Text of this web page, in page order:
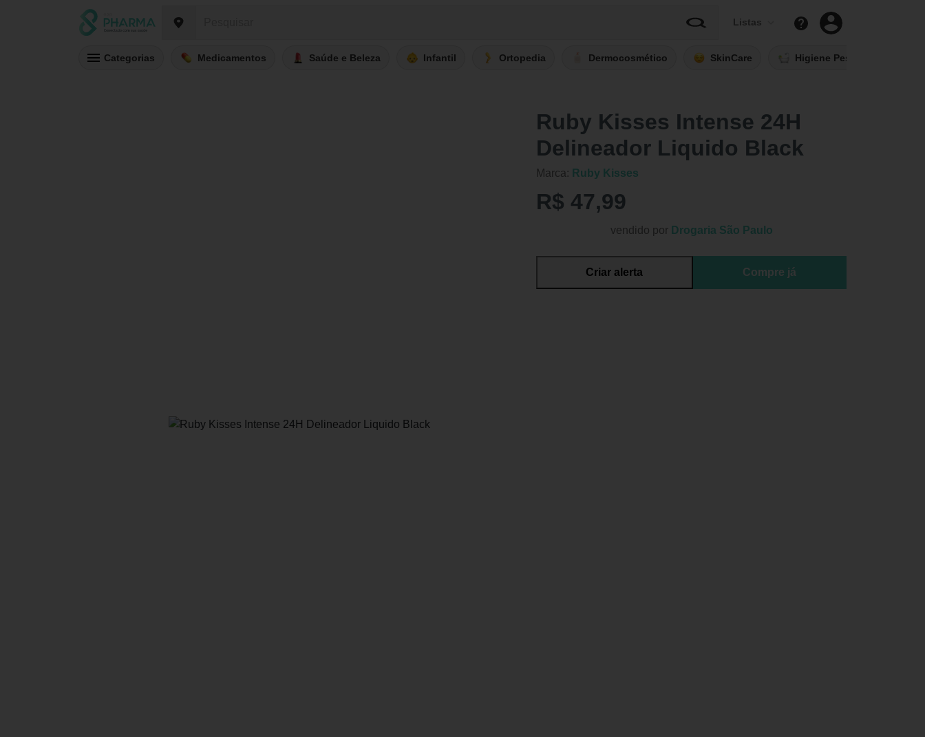
Listas
Categorias Medicamentos Saúde e Beleza Infantil Ortopedia Dermocosmético SkinCare Higiene Pessoal
Ruby Kisses Intense 24H
Delineador Liquido Black
Marca: Ruby Kisses
R$ 47,99
vendido por Drogaria São Paulo
Criar alerta Compre já